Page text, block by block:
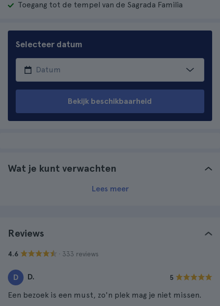
Toegang tot de tempel van de Sagrada Familia
Selecteer datum
Bekijk beschikbaarheid
Wat je kunt verwachten
Lees meer
Reviews
4.6 · 333 reviews
D D. 5
Een bezoek is een must, zo'n plek mag je niet missen.